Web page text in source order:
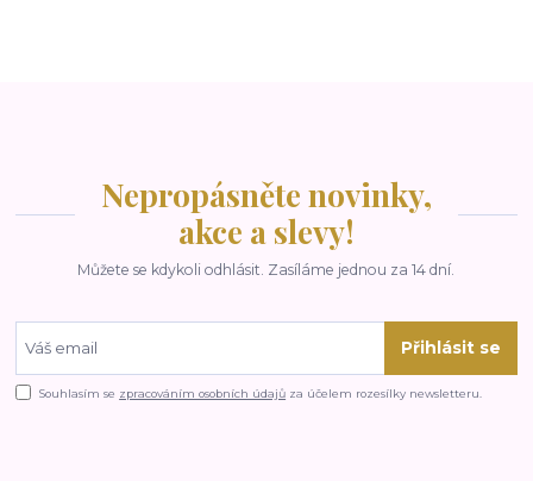
Nepropásněte novinky,
akce a slevy!
Můžete se kdykoli odhlásit. Zasíláme jednou za 14 dní.
Přihlásit se
Souhlasím se zpracováním osobních údajů za účelem rozesílky newsletteru.